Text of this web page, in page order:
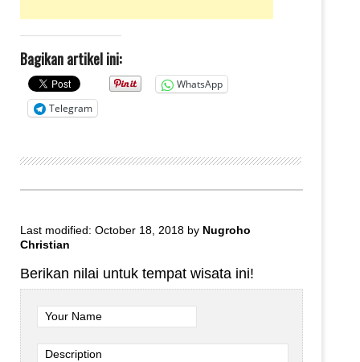
Bagikan artikel ini:
WhatsApp
Telegram
Last modified: October 18, 2018 by Nugroho
Christian
Berikan nilai untuk tempat wisata ini!
Your Name
Description